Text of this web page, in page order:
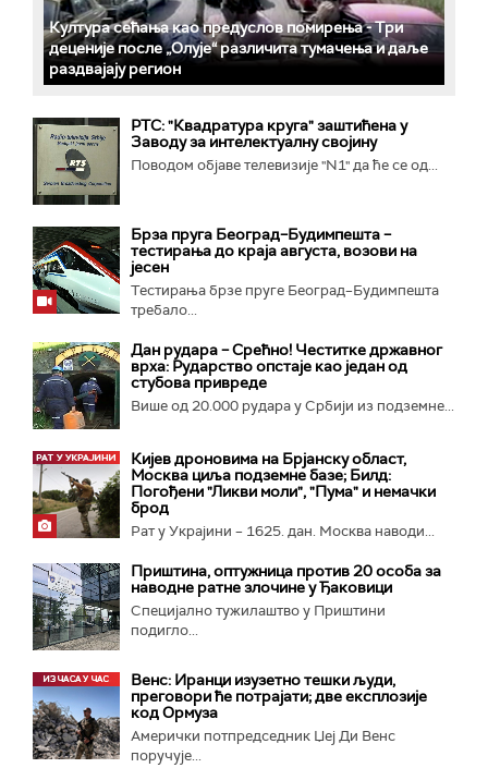
Култура сећања као предуслов помирења ­- Три
деценије после „Олује“ различита тумачења и даље
раздвајају регион
РТС: "Квадратура круга" заштићена у
Заводу за интелектуалну својину
Поводом објаве телевизије "N1" да ће се од...
Брза пруга Београд–Будимпешта –
тестирања до краја августа, возови на
јесен
Тестирања брзе пруге Београд–Будимпешта
требало...
Дан рудара – Срећно! Честитке државног
врха: Рударство опстаје као један од
стубова привреде
Више од 20.000 рудара у Србији из подземне...
Кијев дроновима на Брјанску област,
Москва циља подземне базе; Билд:
Погођени "Ликви моли", "Пума" и немачки
брод
Рат у Украјини – 1625. дан. Москва наводи...
Приштина, оптужница против 20 особа за
наводне ратне злочине у Ђаковици
Специјално тужилаштво у Приштини
подигло...
Венс: Иранци изузетно тешки људи,
преговори ће потрајати; две експлозије
код Ормуза
Амерички потпредседник Џеј Ди Венс
поручује...